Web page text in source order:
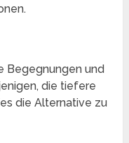
Begegnungen und
die tiefere
die Alternative zu